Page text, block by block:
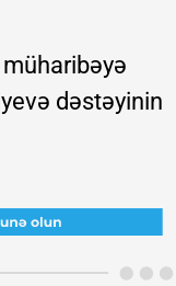
müharibəyə
dəstəyinin